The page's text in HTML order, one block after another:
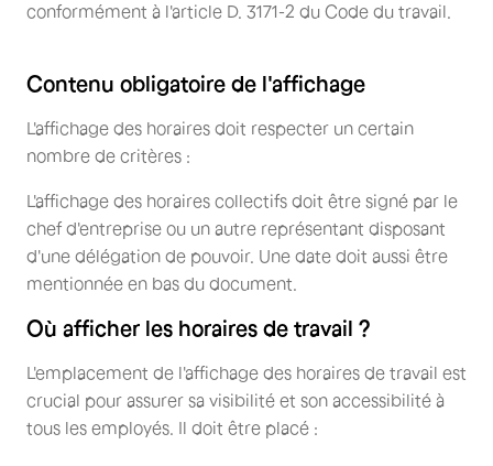
conformément à l'article D. 3171-2 du Code du travail.
Contenu obligatoire de l'affichage
L'affichage des horaires doit respecter un certain
nombre de critères :
L'affichage des horaires collectifs doit être signé par le
chef d'entreprise ou un autre représentant disposant
d'une délégation de pouvoir. Une date doit aussi être
mentionnée en bas du document.
Où afficher les horaires de travail ?
L'emplacement de l'affichage des horaires de travail est
crucial pour assurer sa visibilité et son accessibilité à
tous les employés. Il doit être placé :